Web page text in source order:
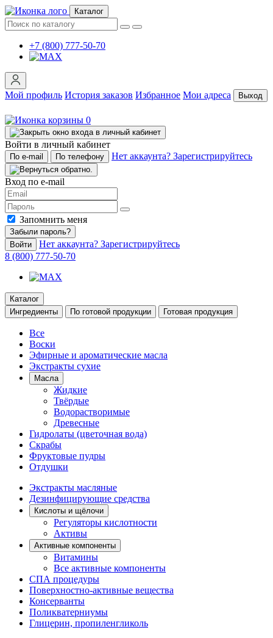
Каталог
+7 (800) 777-50-70
Мой профиль История заказов Избранное Мои адреса Выход
0
Войти в личный кабинет
По e-mail По телефону Нет аккаунта? Зарегистрируйтесь
Вход по e-mail
Запомнить меня
Забыли пароль?
Войти
Нет аккаунта? Зарегистрируйтесь
8 (800) 777-50-70
Каталог
Ингредиенты
По готовой продукции Готовая продукция
Все
Воски
Эфирные и ароматические масла
Экстракты сухие
Масла
Жидкие
Твёрдые
Водорастворимые
Древесные
Гидролаты (цветочная вода)
Скрабы
Фруктовые пудры
Отдушки
Экстракты масляные
Дезинфицирующие средства
Кислоты и щёлочи
Регуляторы кислотности
Активы
Активные компоненты
Витамины
Все активные компоненты
СПА процедуры
Поверхностно-активные вещества
Консерванты
Поликватерниумы
Глицерин, пропиленгликоль